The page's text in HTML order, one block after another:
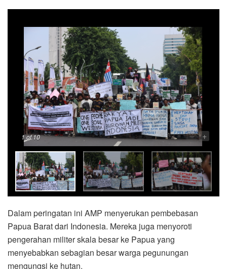
1of 10 – +
Dalam peringatan ini AMP menyerukan pembebasan
Papua Barat dari Indonesia. Mereka juga menyoroti
pengerahan militer skala besar ke Papua yang
menyebabkan sebagian besar warga pegunungan
mengungsi ke hutan.